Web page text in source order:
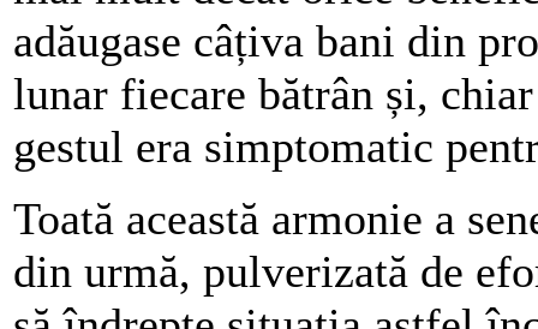
adăugase câțiva bani din
lunar fiecare bătrân și,
gestul era simptomatic
Toată această armonie a
din urmă, pulverizată de